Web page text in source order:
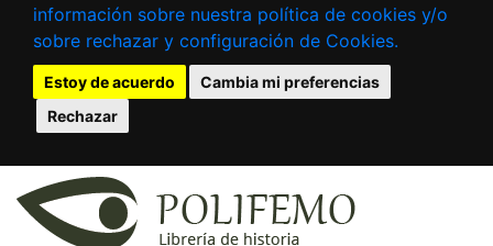
información sobre nuestra política de cookies y/o
sobre rechazar y configuración de Cookies.
Estoy de acuerdo
Cambia mi preferencias
Rechazar